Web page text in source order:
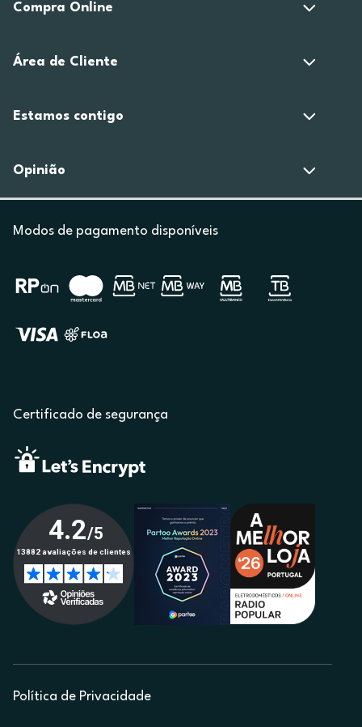
Compra Online
Área de Cliente
Estamos contigo
Opinião
Modos de pagamento disponíveis
Certificado de segurança
Política de Privacidade